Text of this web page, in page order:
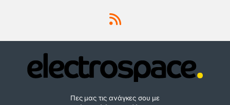
Πες μας τις ανάγκες σου με